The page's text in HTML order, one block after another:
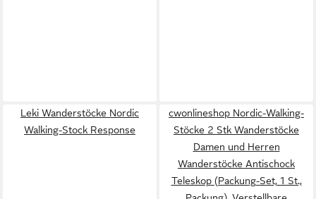
Leki Wanderstöcke Nordic
Walking-Stock Response
cwonlineshop Nordic-Walking-
Stöcke 2 Stk Wanderstöcke
Damen und Herren
Wanderstöcke Antischock
Teleskop (Packung-Set, 1 St.,